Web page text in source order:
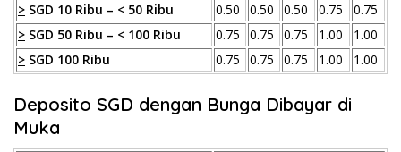
> SGD 10 Ribu – < 50 Ribu 0.50 0.50 0.50 0.75
0.75
> SGD 50 Ribu – < 100 Ribu 0.75 0.75 0.75 1.00
1.00
> SGD 100 Ribu 0.75 0.75 0.75 1.00 1.00
Deposito SGD dengan Bunga Dibayar di
Muka